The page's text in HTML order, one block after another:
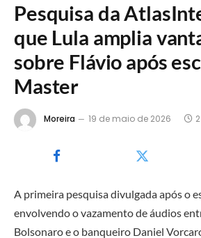
Pesquisa da
que Lula amplia
sobre Flávio após
Master
Moreira 19 de maio de 2026
A primeira pesquisa divulgada após o
envolvendo o vazamento de áudios
Bolsonaroe o banqueiro Daniel